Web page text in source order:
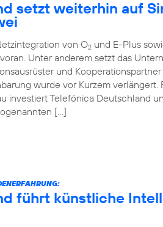
setzt weiterhin auf
von O2 und E-Plus
Unter anderem setzt das
und Kooperationspartner
wurde vor Kurzem verlängert.
investiert Telefónica Deutschland
[…]
führt künstliche